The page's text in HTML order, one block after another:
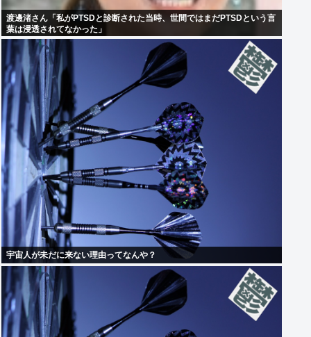
渡邊渚さん「私がPTSDと診断された当時、世間ではまだPTSDという言
葉は浸透されてなかった」
宇宙人が未だに来ない理由ってなんや？